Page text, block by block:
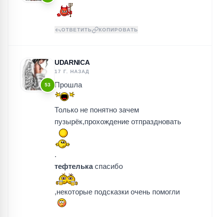
ОТВЕТИТЬ КОПИРОВАТЬ
53
UDARNICA
17 Г. НАЗАД
Прошла
Только не понятно зачем
пузырёк,прохождение отпраздновать
.
тефтелькаспасибо
,некоторые подсказки очень помогли